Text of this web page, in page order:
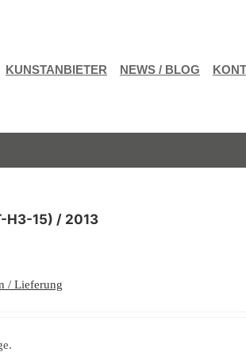
KUNSTANBIETER NEWS / BLOG
H3-15) / 2013
/ Lieferung